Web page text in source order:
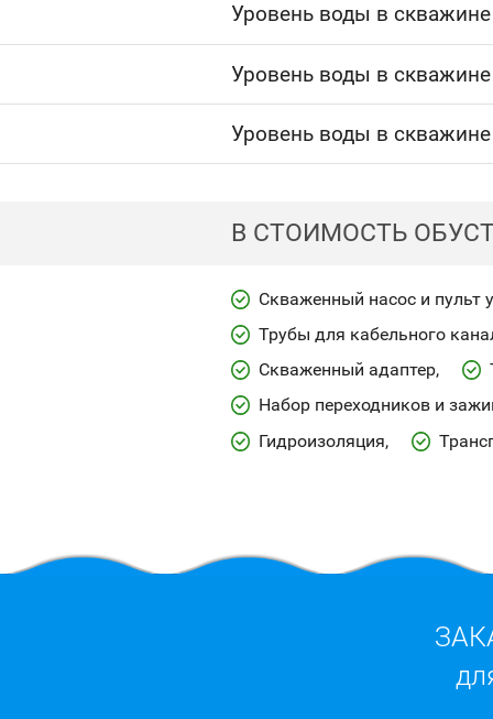
Уровень воды в
Уровень воды в
Уровень воды в
В СТОИМОСТЬ
Скваженный насос и пульт
Трубы для кабельного
Скваженный адаптер
Набор переходников и
Гидроизоляция